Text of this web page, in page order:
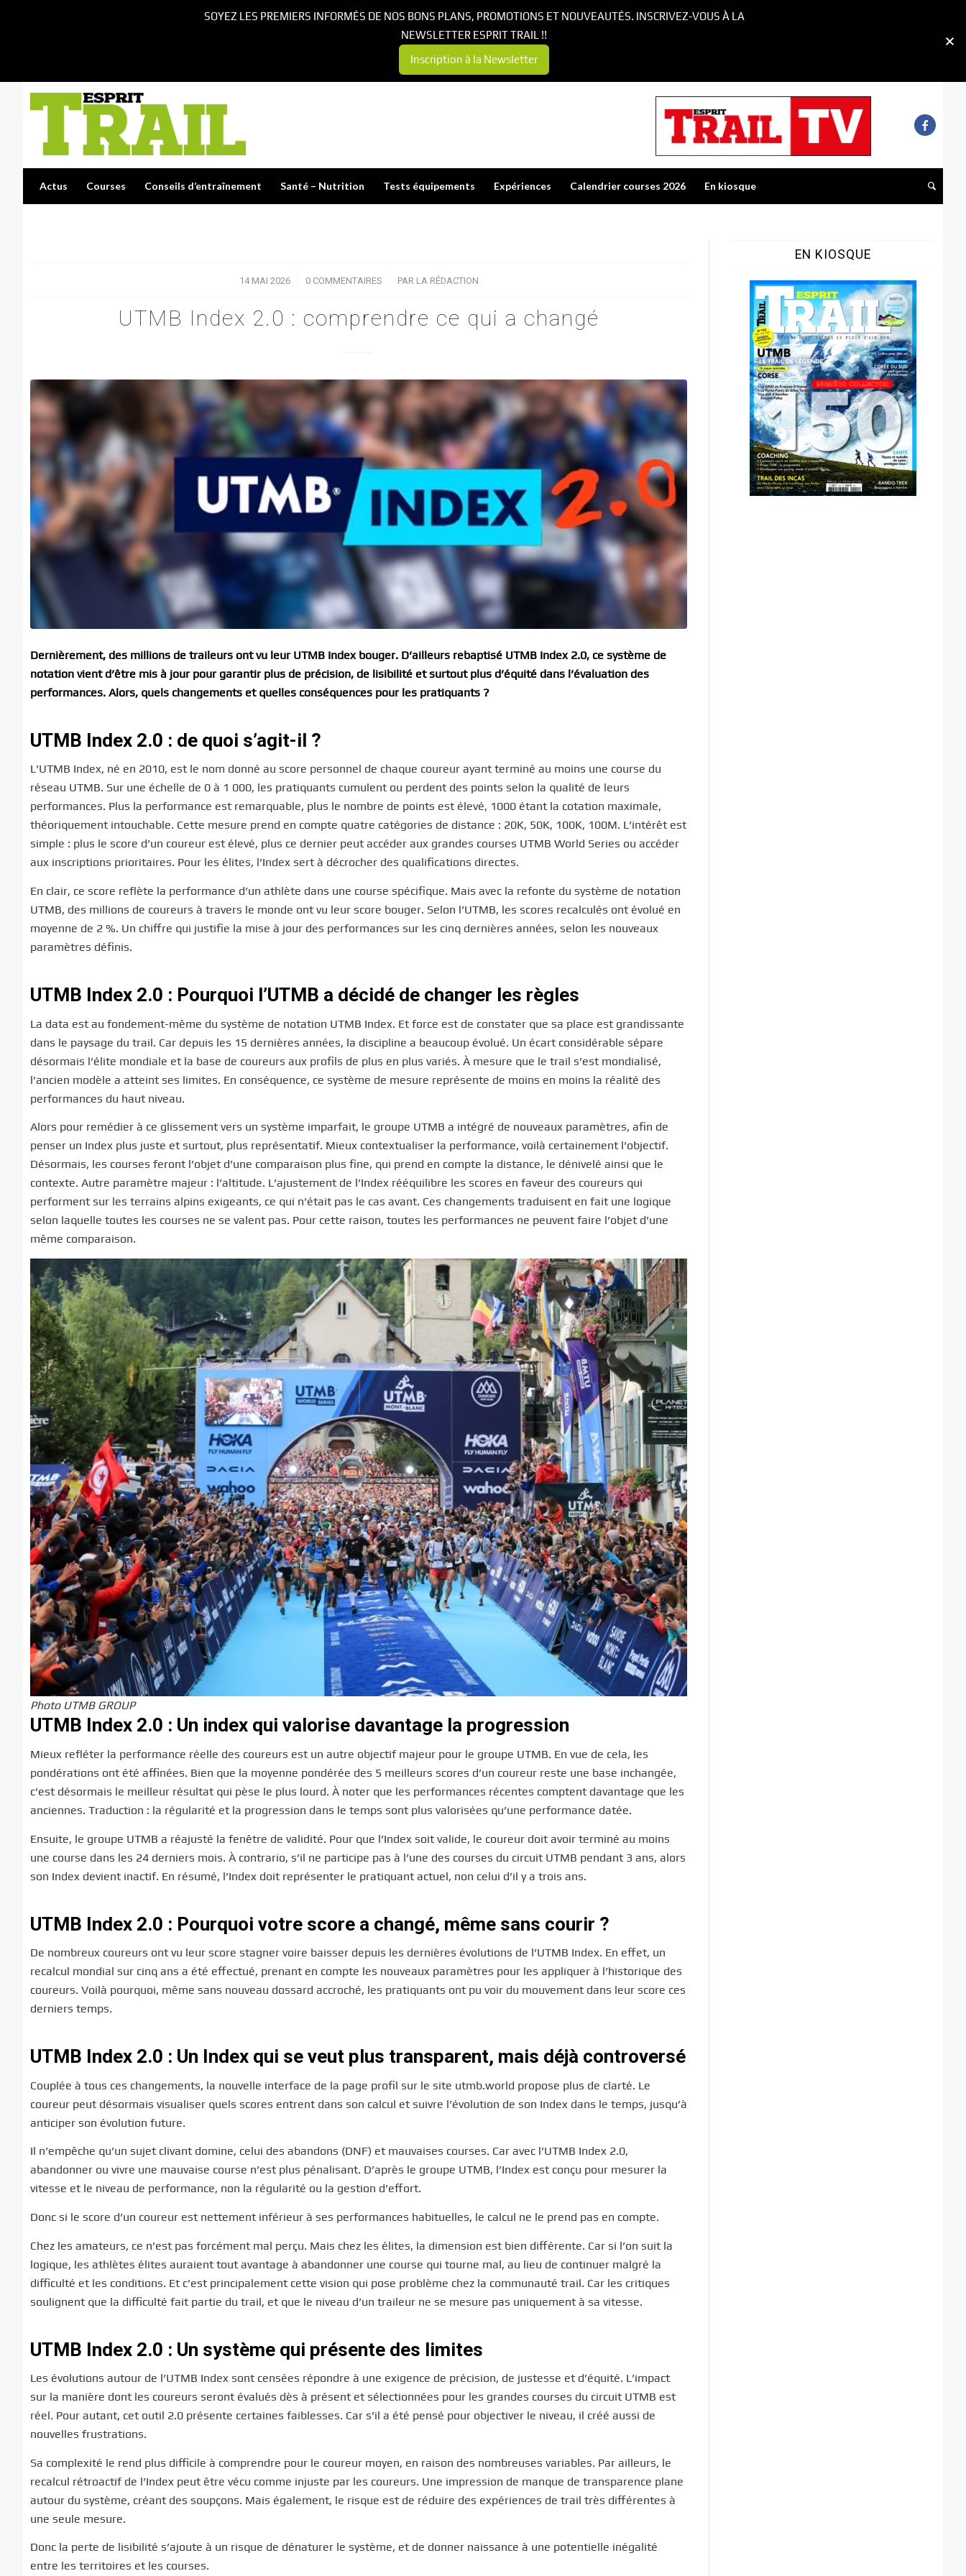
Actus Courses Conseils d’entraînement Santé – Nutrition Tests équipements Expériences Calendrier courses 2026 En kiosque
14 MAI 2026
/ 0 COMMENTAIRES
/ PAR LA RÉDACTION
UTMB Index 2.0 : comprendre ce qui a changé
Dernièrement, des millions de traileurs ont vu leur UTMB Index bouger. D’ailleurs rebaptisé UTMB Index 2.0, ce système de
notation vient d’être mis à jour pour garantir plus de précision, de lisibilité et surtout plus d’équité dans l’évaluation des
performances. Alors, quels changements et quelles conséquences pour les pratiquants ?
UTMB Index 2.0 : de quoi s’agit-il ?
L’UTMB Index, né en 2010, est le nom donné au score personnel de chaque coureur ayant terminé au moins une course du
réseau UTMB. Sur une échelle de 0 à 1 000, les pratiquants cumulent ou perdent des points selon la qualité de leurs
performances. Plus la performance est remarquable, plus le nombre de points est élevé, 1000 étant la cotation maximale,
théoriquement intouchable. Cette mesure prend en compte quatre catégories de distance : 20K, 50K, 100K, 100M. L’intérêt est
simple : plus le score d’un coureur est élevé, plus ce dernier peut accéder aux grandes courses UTMB World Series ou accéder
aux inscriptions prioritaires. Pour les élites, l’Index sert à décrocher des qualifications directes.
En clair, ce score reflète la performance d’un athlète dans une course spécifique. Mais avec la refonte du système de notation
UTMB, des millions de coureurs à travers le monde ont vu leur score bouger. Selon l’UTMB, les scores recalculés ont évolué en
moyenne de 2 %. Un chiffre qui justifie la mise à jour des performances sur les cinq dernières années, selon les nouveaux
paramètres définis.
UTMB Index 2.0 : Pourquoi l’UTMB a décidé de changer les règles
La data est au fondement-même du système de notation UTMB Index. Et force est de constater que sa place est grandissante
dans le paysage du trail. Car depuis les 15 dernières années, la discipline a beaucoup évolué. Un écart considérable sépare
désormais l’élite mondiale et la base de coureurs aux profils de plus en plus variés. À mesure que le trail s’est mondialisé,
l’ancien modèle a atteint ses limites. En conséquence, ce système de mesure représente de moins en moins la réalité des
performances du haut niveau.
Alors pour remédier à ce glissement vers un système imparfait, le groupe UTMB a intégré de nouveaux paramètres, afin de
penser un Index plus juste et surtout, plus représentatif. Mieux contextualiser la performance, voilà certainement l’objectif.
Désormais, les courses feront l’objet d’une comparaison plus fine, qui prend en compte la distance, le dénivelé ainsi que le
contexte. Autre paramètre majeur : l’altitude. L’ajustement de l’Index rééquilibre les scores en faveur des coureurs qui
performent sur les terrains alpins exigeants, ce qui n’était pas le cas avant. Ces changements traduisent en fait une logique
selon laquelle toutes les courses ne se valent pas. Pour cette raison, toutes les performances ne peuvent faire l’objet d’une
même comparaison.
Photo UTMB GROUP
UTMB Index 2.0 : Un index qui valorise davantage la progression
Mieux refléter la performance réelle des coureurs est un autre objectif majeur pour le groupe UTMB. En vue de cela, les
pondérations ont été affinées. Bien que la moyenne pondérée des 5 meilleurs scores d’un coureur reste une base inchangée,
c’est désormais le meilleur résultat qui pèse le plus lourd. À noter que les performances récentes comptent davantage que les
anciennes. Traduction : la régularité et la progression dans le temps sont plus valorisées qu’une performance datée.
Ensuite, le groupe UTMB a réajusté la fenêtre de validité. Pour que l’Index soit valide, le coureur doit avoir terminé au moins
une course dans les 24 derniers mois. À contrario, s’il ne participe pas à l’une des courses du circuit UTMB pendant 3 ans, alors
son Index devient inactif. En résumé, l’Index doit représenter le pratiquant actuel, non celui d’il y a trois ans.
UTMB Index 2.0 : Pourquoi votre score a changé, même sans courir ?
De nombreux coureurs ont vu leur score stagner voire baisser depuis les dernières évolutions de l’UTMB Index. En effet, un
recalcul mondial sur cinq ans a été effectué, prenant en compte les nouveaux paramètres pour les appliquer à l’historique des
coureurs. Voilà pourquoi, même sans nouveau dossard accroché, les pratiquants ont pu voir du mouvement dans leur score ces
derniers temps.
UTMB Index 2.0 : Un Index qui se veut plus transparent, mais déjà controversé
Couplée à tous ces changements, la nouvelle interface de la page profil sur le site utmb.world propose plus de clarté. Le
coureur peut désormais visualiser quels scores entrent dans son calcul et suivre l’évolution de son Index dans le temps, jusqu’à
anticiper son évolution future.
Il n’empêche qu’un sujet clivant domine, celui des abandons (DNF) et mauvaises courses. Car avec l’UTMB Index 2.0,
abandonner ou vivre une mauvaise course n’est plus pénalisant. D’après le groupe UTMB, l’Index est conçu pour mesurer la
vitesse et le niveau de performance, non la régularité ou la gestion d’effort.
Donc si le score d’un coureur est nettement inférieur à ses performances habituelles, le calcul ne le prend pas en compte.
Chez les amateurs, ce n’est pas forcément mal perçu. Mais chez les élites, la dimension est bien différente. Car si l’on suit la
logique, les athlètes élites auraient tout avantage à abandonner une course qui tourne mal, au lieu de continuer malgré la
difficulté et les conditions. Et c’est principalement cette vision qui pose problème chez la communauté trail. Car les critiques
soulignent que la difficulté fait partie du trail, et que le niveau d’un traileur ne se mesure pas uniquement à sa vitesse.
UTMB Index 2.0 : Un système qui présente des limites
Les évolutions autour de l’UTMB Index sont censées répondre à une exigence de précision, de justesse et d’équité. L’impact
sur la manière dont les coureurs seront évalués dès à présent et sélectionnées pour les grandes courses du circuit UTMB est
réel. Pour autant, cet outil 2.0 présente certaines faiblesses. Car s’il a été pensé pour objectiver le niveau, il créé aussi de
nouvelles frustrations.
Sa complexité le rend plus difficile à comprendre pour le coureur moyen, en raison des nombreuses variables. Par ailleurs, le
recalcul rétroactif de l’Index peut être vécu comme injuste par les coureurs. Une impression de manque de transparence plane
autour du système, créant des soupçons. Mais également, le risque est de réduire des expériences de trail très différentes à
une seule mesure.
Donc la perte de lisibilité s’ajoute à un risque de dénaturer le système, et de donner naissance à une potentielle inégalité
entre les territoires et les courses.
EN KIOSQUE
SOYEZ LES PREMIERS INFORMÉS DE NOS BONS PLANS, PROMOTIONS ET NOUVEAUTÉS. INSCRIVEZ-VOUS À LA
NEWSLETTER ESPRIT TRAIL !!
Inscription à la Newsletter